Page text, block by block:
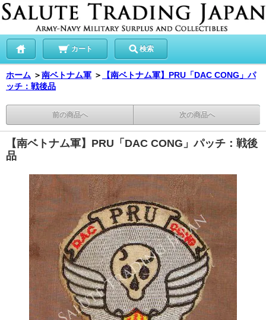
カート 検索
ホーム ＞南ベトナム軍 ＞
【南ベトナム軍】PRU「DAC CONG」パ
ッチ：戦後品
前の商品へ 次の商品へ
【南ベトナム軍】PRU「DAC CONG」パッチ：戦後
品